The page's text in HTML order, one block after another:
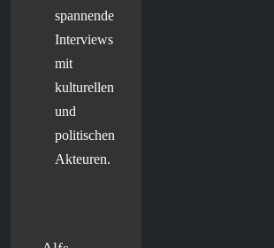
spannende
Interviews
mit
kulturellen
und
politischen
Akteuren.